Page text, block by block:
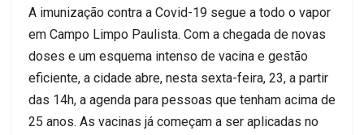
A imunização contra a Covid-19 segue a todo o vapor
em Campo Limpo Paulista. Com a chegada de novas
doses e um esquema intenso de vacina e gestão
eficiente, a cidade abre, nesta sexta-feira, 23, a partir
das 14h, a agenda para pessoas que tenham acima de
25 anos. As vacinas já começam a ser aplicadas no